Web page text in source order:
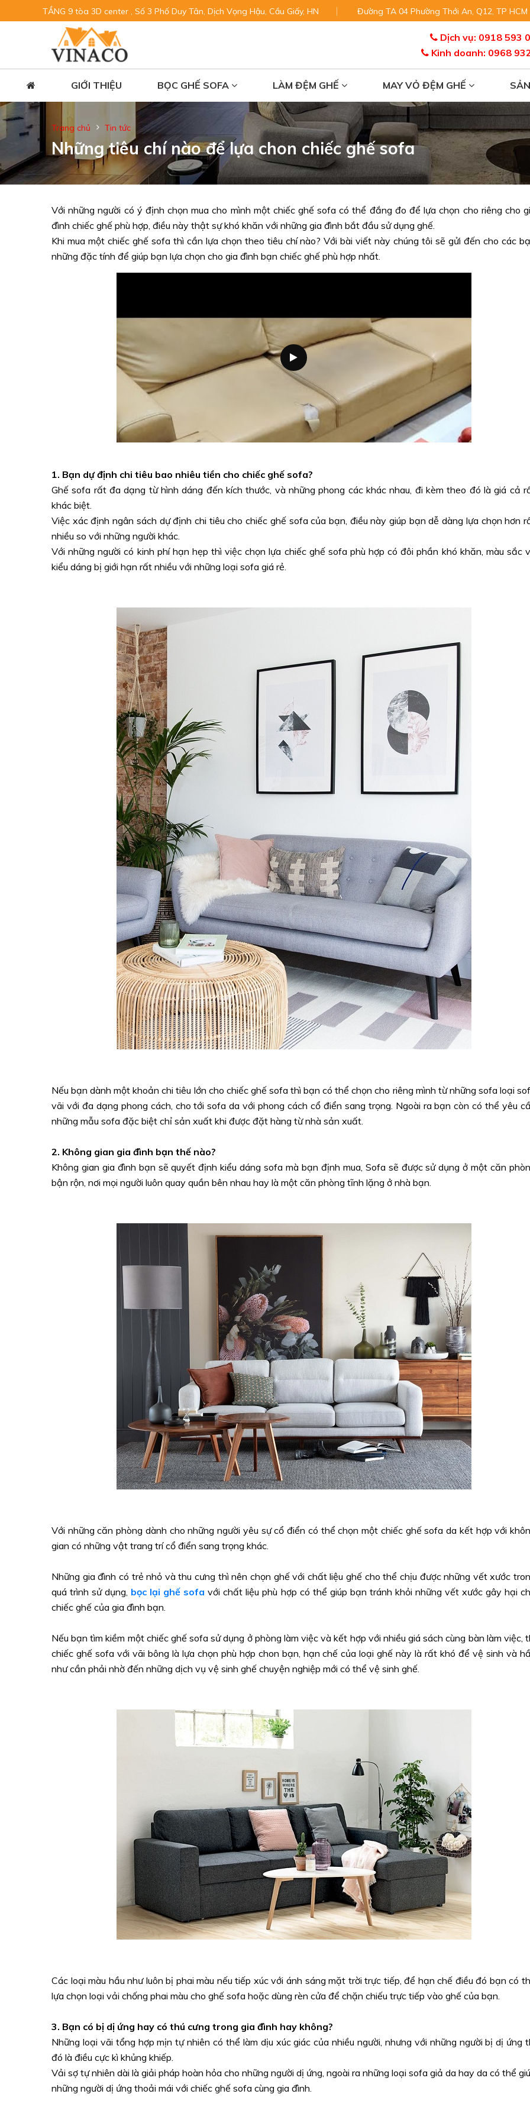
TẦNG 9 tòa 3D center , Số 3 Phố Duy Tân, Dịch Vọng Hậu, Cầu Giấy, HN Đường TA 04 Phường Thới An, Q12, TP HCM
Dịch vụ: 0918 593
Kinh doanh: 0968
GIỚI THIỆU BỌC GHẾ SOFA LÀM ĐỆM GHẾ MAY VỎ ĐỆM GHẾ
Trang chủ Tin tức
Những tiêu chí nào để lựa chon chiếc ghế sofa
Với những người có ý định chọn mua cho mình một chiếc ghế sofa có thể đắng đo để lựa chọn cho riêng cho
đình chiếc ghế phù hợp, điều này thật sự khó khăn với những gia đình bắt đầu sử dụng ghế.
Khi mua một chiếc ghế sofa thì cần lựa chọn theo tiêu chí nào? Với bài viết này chúng tôi sẽ gửi đến cho các
những đặc tính để giúp bạn lựa chọn cho gia đình bạn chiếc ghế phù hợp nhất.
1. Bạn dự định chi tiêu bao nhiêu tiền cho chiếc ghế sofa?
Ghế sofa rất đa dạng từ hình dáng đến kích thước, và những phong các khác nhau, đi kèm theo đó là giá cả
khác biệt.
Việc xác định ngân sách dự định chi tiêu cho chiếc ghế sofa của bạn, điều này giúp bạn dễ dàng lựa chọn hơn
nhiều so với những người khác.
Với những người có kinh phí hạn hẹp thì việc chọn lựa chiếc ghế sofa phù hợp có đôi phần khó khăn, màu sắc
kiểu dáng bị giới hạn rất nhiều với những loại sofa giá rẻ.
Nếu bạn dành một khoản chi tiêu lớn cho chiếc ghế sofa thì bạn có thể chọn cho riêng mình từ những sofa loại
vãi với đa dạng phong cách, cho tới sofa da với phong cách cổ điển sang trọng. Ngoài ra bạn còn có thể yêu
những mẫu sofa đặc biệt chỉ sản xuất khi được đặt hàng từ nhà sản xuất.
2. Không gian gia đình bạn thế nào?
Không gian gia đình bạn sẽ quyết định kiểu dáng sofa mà bạn định mua, Sofa sẽ được sử dụng ở một căn
bận rộn, nơi mọi người luôn quay quần bên nhau hay là một căn phòng tĩnh lặng ở nhà bạn.
Với những căn phòng dành cho những người yêu sự cổ điển có thể chọn một chiếc ghế sofa da kết hợp với
gian có những vật trang trí cổ điển sang trọng khác.
Những gia đình có trẻ nhỏ và thu cưng thì nên chọn ghế với chất liệu ghế cho thể chịu được những vết xước
quá trình sử dụng, bọc lại ghế sofa với chất liệu phù hợp có thể giúp bạn tránh khỏi những vết xước gây hại
chiếc ghế của gia đình bạn.
Nếu bạn tìm kiềm một chiếc ghế sofa sử dụng ở phòng làm việc và kết hợp với nhiều giá sách cùng bàn làm việc,
chiếc ghế sofa với vãi bông là lựa chọn phù hợp chon bạn, hạn chế của loại ghế này là rất khó để vệ sinh và
như cần phải nhờ đến những dịch vụ vệ sinh ghế chuyện nghiệp mới có thể vệ sinh ghế.
Các loại màu hầu như luôn bị phai màu nếu tiếp xúc với ánh sáng mặt trời trực tiếp, để hạn chế điều đó bạn có
lựa chọn loại vải chống phai màu cho ghế sofa hoặc dùng rèn cửa để chặn chiếu trực tiếp vào ghế của bạn.
3. Bạn có bị dị ứng hay có thú cưng trong gia đình hay không?
Những loại vãi tổng hợp mịn tự nhiên có thể làm dịu xúc giác của nhiều người, nhưng với những người bị dị ứng
đó là điều cực kì khủng khiếp.
Vải sợ tự nhiên dài là giải pháp hoàn hỏa cho những người dị ứng, ngoài ra những loại sofa giả da hay da có thể
những người dị ứng thoải mái với chiếc ghế sofa cùng gia đình.